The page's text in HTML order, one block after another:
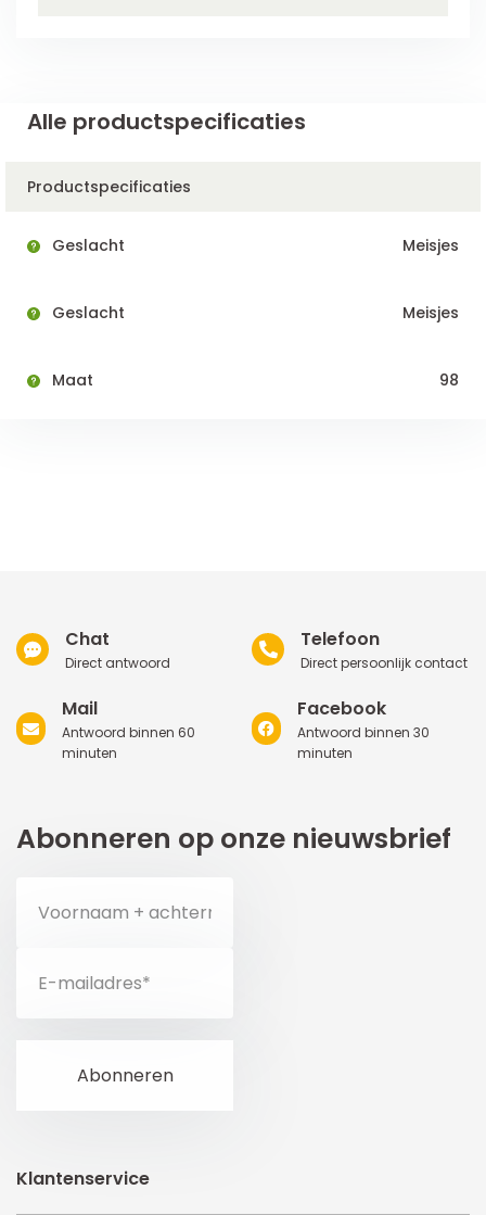
Alle productspecificaties
Productspecificaties
Geslacht Meisjes
Geslacht Meisjes
Maat 98
Chat
Direct antwoord
Telefoon
Direct persoonlijk contact
Mail
Antwoord binnen 60
minuten
Facebook
Antwoord binnen 30
minuten
Abonneren op onze nieuwsbrief
Klantenservice